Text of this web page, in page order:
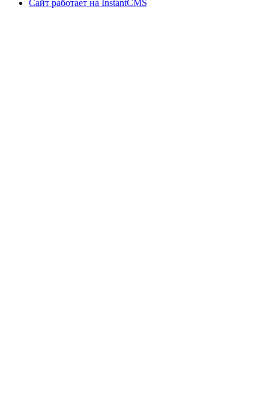
Сайт работает на InstantCMS